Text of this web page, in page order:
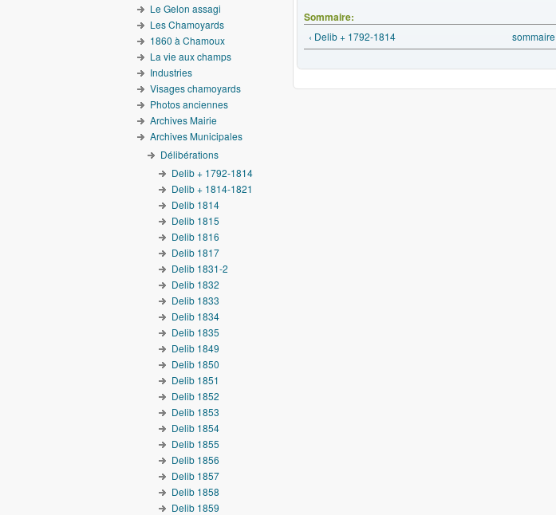
Sommaire:
‹ Delib + 1792-1814 sommaire
Le Gelon assagi
Les Chamoyards
1860 à Chamoux
La vie aux champs
Industries
Visages chamoyards
Photos anciennes
Archives Mairie
Archives Municipales
Délibérations
Delib + 1792-1814
Delib + 1814-1821
Delib 1814
Delib 1815
Delib 1816
Delib 1817
Delib 1831-2
Delib 1832
Delib 1833
Delib 1834
Delib 1835
Delib 1849
Delib 1850
Delib 1851
Delib 1852
Delib 1853
Delib 1854
Delib 1855
Delib 1856
Delib 1857
Delib 1858
Delib 1859